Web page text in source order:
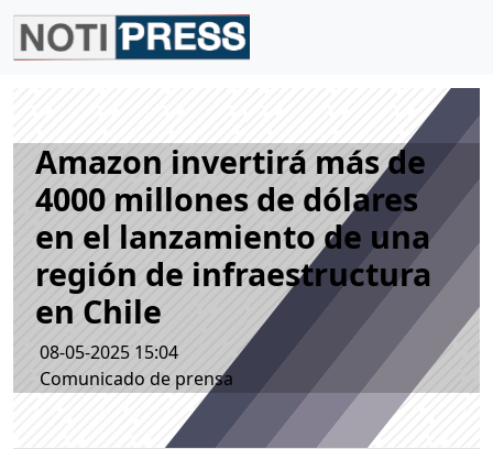
Amazon invertirá más de
4000 millones de dólares
en el lanzamiento de una
región de infraestructura
en Chile
08-05-2025 15:04
Comunicado de prensa